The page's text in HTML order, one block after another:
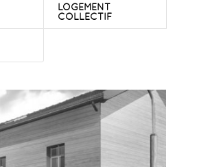
LOGEMENT
COLLECTIF